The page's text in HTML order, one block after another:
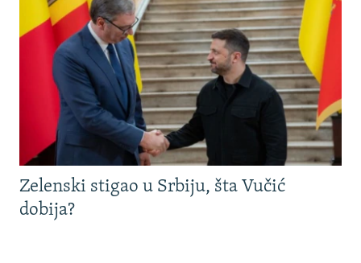
Zelenski stigao u Srbiju, šta Vučić
dobija?